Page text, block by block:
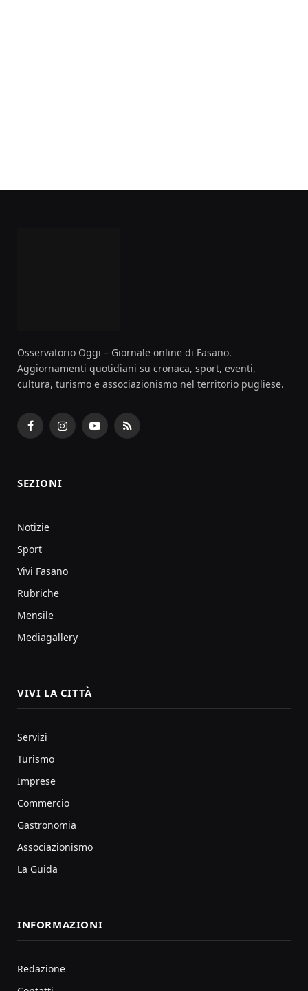
Osservatorio Oggi – Giornale online di Fasano.
Aggiornamenti quotidiani su cronaca, sport, eventi,
cultura, turismo e associazionismo nel territorio pugliese.
FacebookInstagramYouTubeRSS
SEZIONI
Notizie
Sport
Vivi Fasano
Rubriche
Mensile
Mediagallery
VIVI LA CITTÀ
Servizi
Turismo
Imprese
Commercio
Gastronomia
Associazionismo
La Guida
INFORMAZIONI
Redazione